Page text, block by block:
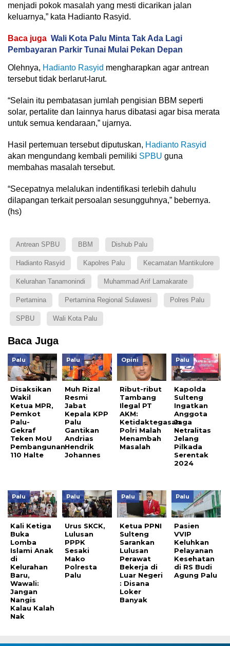
menjadi pokok masalah yang mesti dicarikan jalan
keluarnya,” kata Hadianto Rasyid.
Baca juga Wali Kota Palu Minta Tak Ada Lagi
Pembayaran Parkir Tunai Mulai Pekan Depan
Olehnya, Hadianto Rasyid mengharapkan agar antrean
tersebut tidak berlarut-larut.
“Selain itu pembatasan jumlah pengisian BBM seperti
solar, pertalite dan lainnya harus dibatasi agar bisa merata
untuk semua kendaraan,” ujarnya.
Hasil pertemuan tersebut diputuskan, Hadianto Rasyid
akan mengundang kembali pemiliki SPBU guna
membahas masalah tersebut.
“Secepatnya melalukan indentifikasi terlebih dahulu
dilapangan terkait persoalan sesungguhnya,” bebernya.
(hs)
Antrean SPBU BBM Dishub Palu
Hadianto Rasyid Kapolres Palu Kecamatan Mantikulore
Kelurahan Tanamonindi Muhammad Arif Lamakarate
Pertamina Pertamina Regional Sulawesi Polres Palu
SPBU Wali Kota Palu
Baca Juga
Palu
Disaksikan
Wakil
Ketua MPR,
Pemkot
Palu-
Gekraf
Teken MoU
Pembangunan
110 Halte
Palu
Muh Rizal
Resmi
Jabat
Kepala KPP
Palu
Gantikan
Andrias
Hendrik
Johannes
Opini
Ribut-ribut
Tambang
Ilegal PT
AKM:
Ketidaktegasan
Polri Malah
Menambah
Masalah
Palu
Kapolda
Sulteng
Ingatkan
Anggota
Jaga
Netralitas
Jelang
Pilkada
Serentak
2024
Palu
Kali Ketiga
Buka
Lomba
Islami Anak
di
Kelurahan
Baru,
Wawali:
Jangan
Nangis
Kalau Kalah
Nak
Palu
Urus SKCK,
Lulusan
PPPK
Sesaki
Mako
Polresta
Palu
Palu
Ketua PPNI
Sulteng
Sarankan
Lulusan
Perawat
Bekerja di
Luar Negeri
: Disana
Loker
Banyak
Palu
Pasien
VVIP
Keluhkan
Pelayanan
Kesehatan
di RS Budi
Agung Palu